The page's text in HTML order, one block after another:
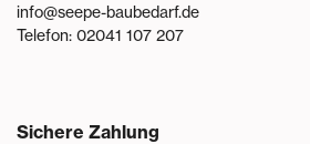
info@seepe-baubedarf.de
Telefon: 02041 107 207
Sichere Zahlung